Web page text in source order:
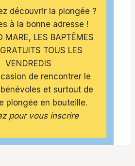
découvrir la plongée ?
à la bonne adresse !
MARE, LES BAPTÊMES
TOUS LES
VENDREDIS
de rencontrer le
et surtout de
plongée en bouteille.
pour vous inscrire